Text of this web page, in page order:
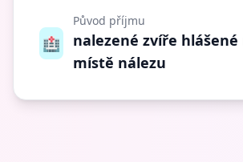
🏥
Původ příjmu
nalezené zvíře hlášené
místě nálezu